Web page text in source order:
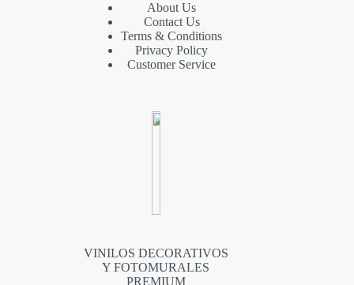
About Us
Contact Us
Terms & Conditions
Privacy Policy
Customer Service
VINILOS DECORATIVOS
Y FOTOMURALES
PREMIUM